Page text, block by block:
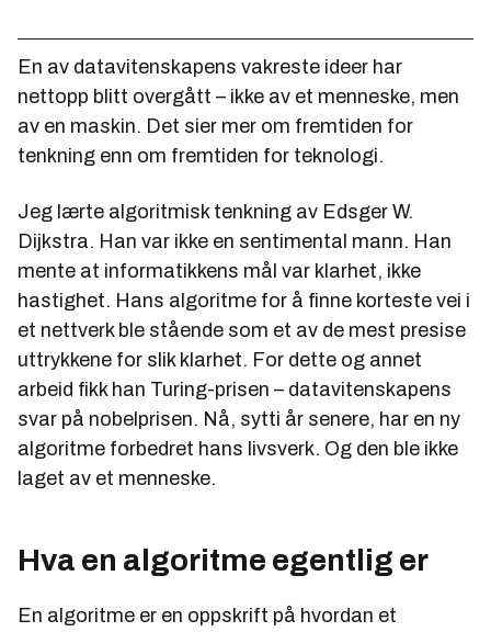
En av datavitenskapens vakreste ideer har
nettopp blitt overgått – ikke av et menneske, men
av en maskin. Det sier mer om fremtiden for
tenkning enn om fremtiden for teknologi.
Jeg lærte algoritmisk tenkning av Edsger W.
Dijkstra. Han var ikke en sentimental mann. Han
mente at informatikkens mål var klarhet, ikke
hastighet. Hans algoritme for å finne korteste vei i
et nettverk ble stående som et av de mest presise
uttrykkene for slik klarhet. For dette og annet
arbeid fikk han Turing-prisen – datavitenskapens
svar på nobelprisen. Nå, sytti år senere, har en ny
algoritme forbedret hans livsverk. Og den ble ikke
laget av et menneske.
Hva en algoritme egentlig er
En algoritme er en oppskrift på hvordan et